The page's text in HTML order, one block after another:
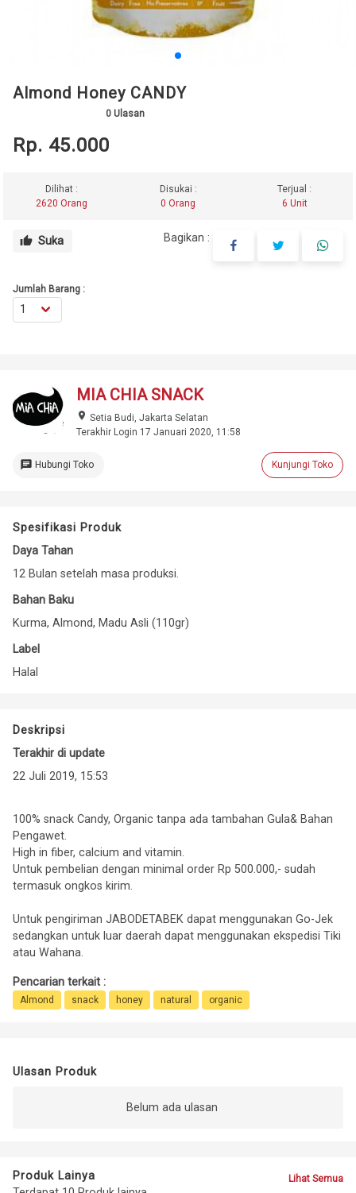
Almond Honey CANDY
0 Ulasan
Rp. 45.000
Dilihat :
2620 Orang
Disukai :
0 Orang
Terjual :
6 Unit
thumb_up Suka Bagikan :
Jumlah Barang :
MIA CHIA SNACK
place Setia Budi, Jakarta Selatan
Terakhir Login 17 Januari 2020, 11:58
chat Hubungi Toko Kunjungi Toko
Spesifikasi Produk
Daya Tahan
12 Bulan setelah masa produksi.
Bahan Baku
Kurma, Almond, Madu Asli (110gr)
Label
Halal
Deskripsi
Terakhir di update
22 Juli 2019, 15:53
100% snack Candy, Organic tanpa ada tambahan Gula& Bahan
Pengawet.
High in fiber, calcium and vitamin.
Untuk pembelian dengan minimal order Rp 500.000,- sudah
termasuk ongkos kirim.
Untuk pengiriman JABODETABEK dapat menggunakan Go-Jek
sedangkan untuk luar daerah dapat menggunakan ekspedisi Tiki
atau Wahana.
Pencarian terkait :
Almond snack honey natural organic
Ulasan Produk
Belum ada ulasan
Produk Lainya
Lihat Semua